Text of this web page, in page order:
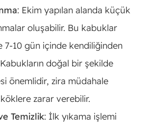
: Ekim yapılan alanda küçük
oluşabilir. Bu kabuklar
7-10 gün içinde kendiliğinden
doğal bir şekilde
önemlidir, zira müdahale
zarar verebilir.
Temizlik: İlk yıkama işlemi